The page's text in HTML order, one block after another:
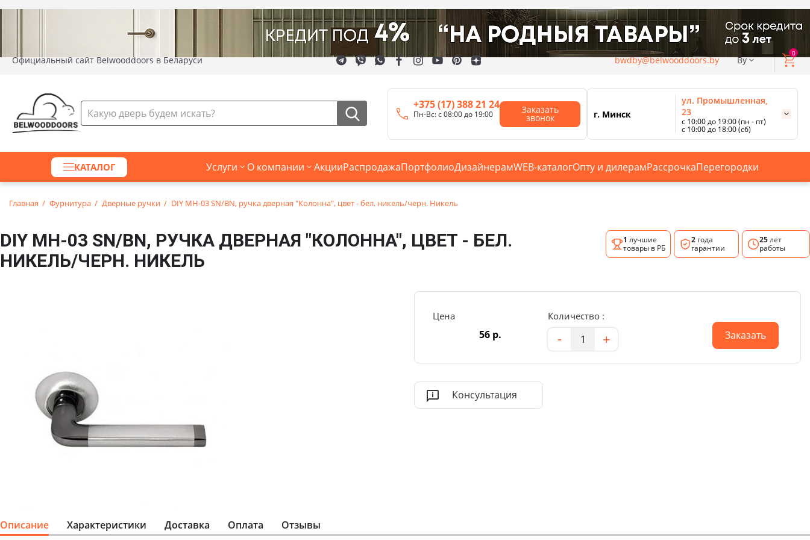
Официальный сайт Belwooddoors в Беларуси bwdby@belwooddoors.by By
0
+375 (17) 388 21 24
Пн-Вс: с 08:00 до 19:00 Заказать
звонок г. Минск
ул. Промышленная,
23
с 10:00 до 19:00 (пн - пт)
с 10:00 до 18:00 (сб)
с 10:00 до 18:00 (вс).
Смотреть все магазины
КАТАЛОГ Услуги О компании АкцииРаспродажаПортфолиоДизайнерамWEB-каталогОпту и дилерамРассрочкаПерегородки
Главная Фурнитура Дверные ручки DIY MH-03 SN/BN, ручка дверная "Колонна", цвет - бел. никель/черн. Никель
DIY MH-03 SN/BN, РУЧКА ДВЕРНАЯ "КОЛОННА", ЦВЕТ - БЕЛ.
НИКЕЛЬ/ЧЕРН. НИКЕЛЬ
1 лучшие
товары в РБ
2 года
гарантии
25лет
работы
Цена
56 р.
Количество :
Количество
- + Заказать
Консультация
Описание Характеристики Доставка Оплата Отзывы